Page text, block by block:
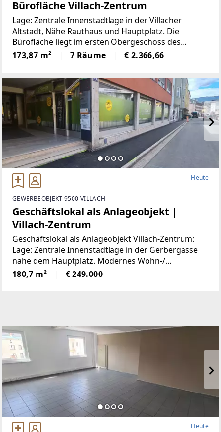
Bürofläche Villach-Zentrum
Lage: Zentrale Innenstadtlage in der Villacher
Altstadt, Nähe Rauthaus und Hauptplatz. Die
Bürofläche liegt im ersten Obergeschoss des
renovierten Altbaus. Raumaufteilung: Gang, 6
Büroräume, großer Besprechungsraum 2 WC -
173,87 m² 7 Räume € 2.366,66
Heute
GEWERBEOBJEKT 9500 VILLACH
Geschäftslokal als Anlageobjekt |
Villach-Zentrum
Geschäftslokal als Anlageobjekt Villach-Zentrum:
Lage: Zentrale Innenstadtlage in der Gerbergasse
nahe dem Hauptplatz. Modernes Wohn-/
Geschäftsgebäude in gut einsehbarer Lage. Das
Lokal eignet sich für einen Handelsbetrieb oder
180,7 m² € 249.000
Heute